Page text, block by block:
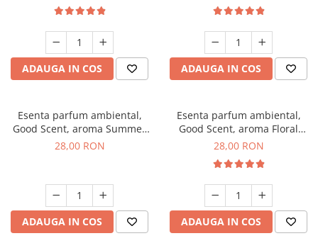
ADAUGA IN COS ADAUGA IN COS
Esenta parfum ambiental,
Good Scent, aroma Summer
Melon, 20 g
28,00 RON
ADAUGA IN COS
Esenta parfum ambiental,
Good Scent, aroma Floral
Bouquet, 20 g
28,00 RON
ADAUGA IN COS